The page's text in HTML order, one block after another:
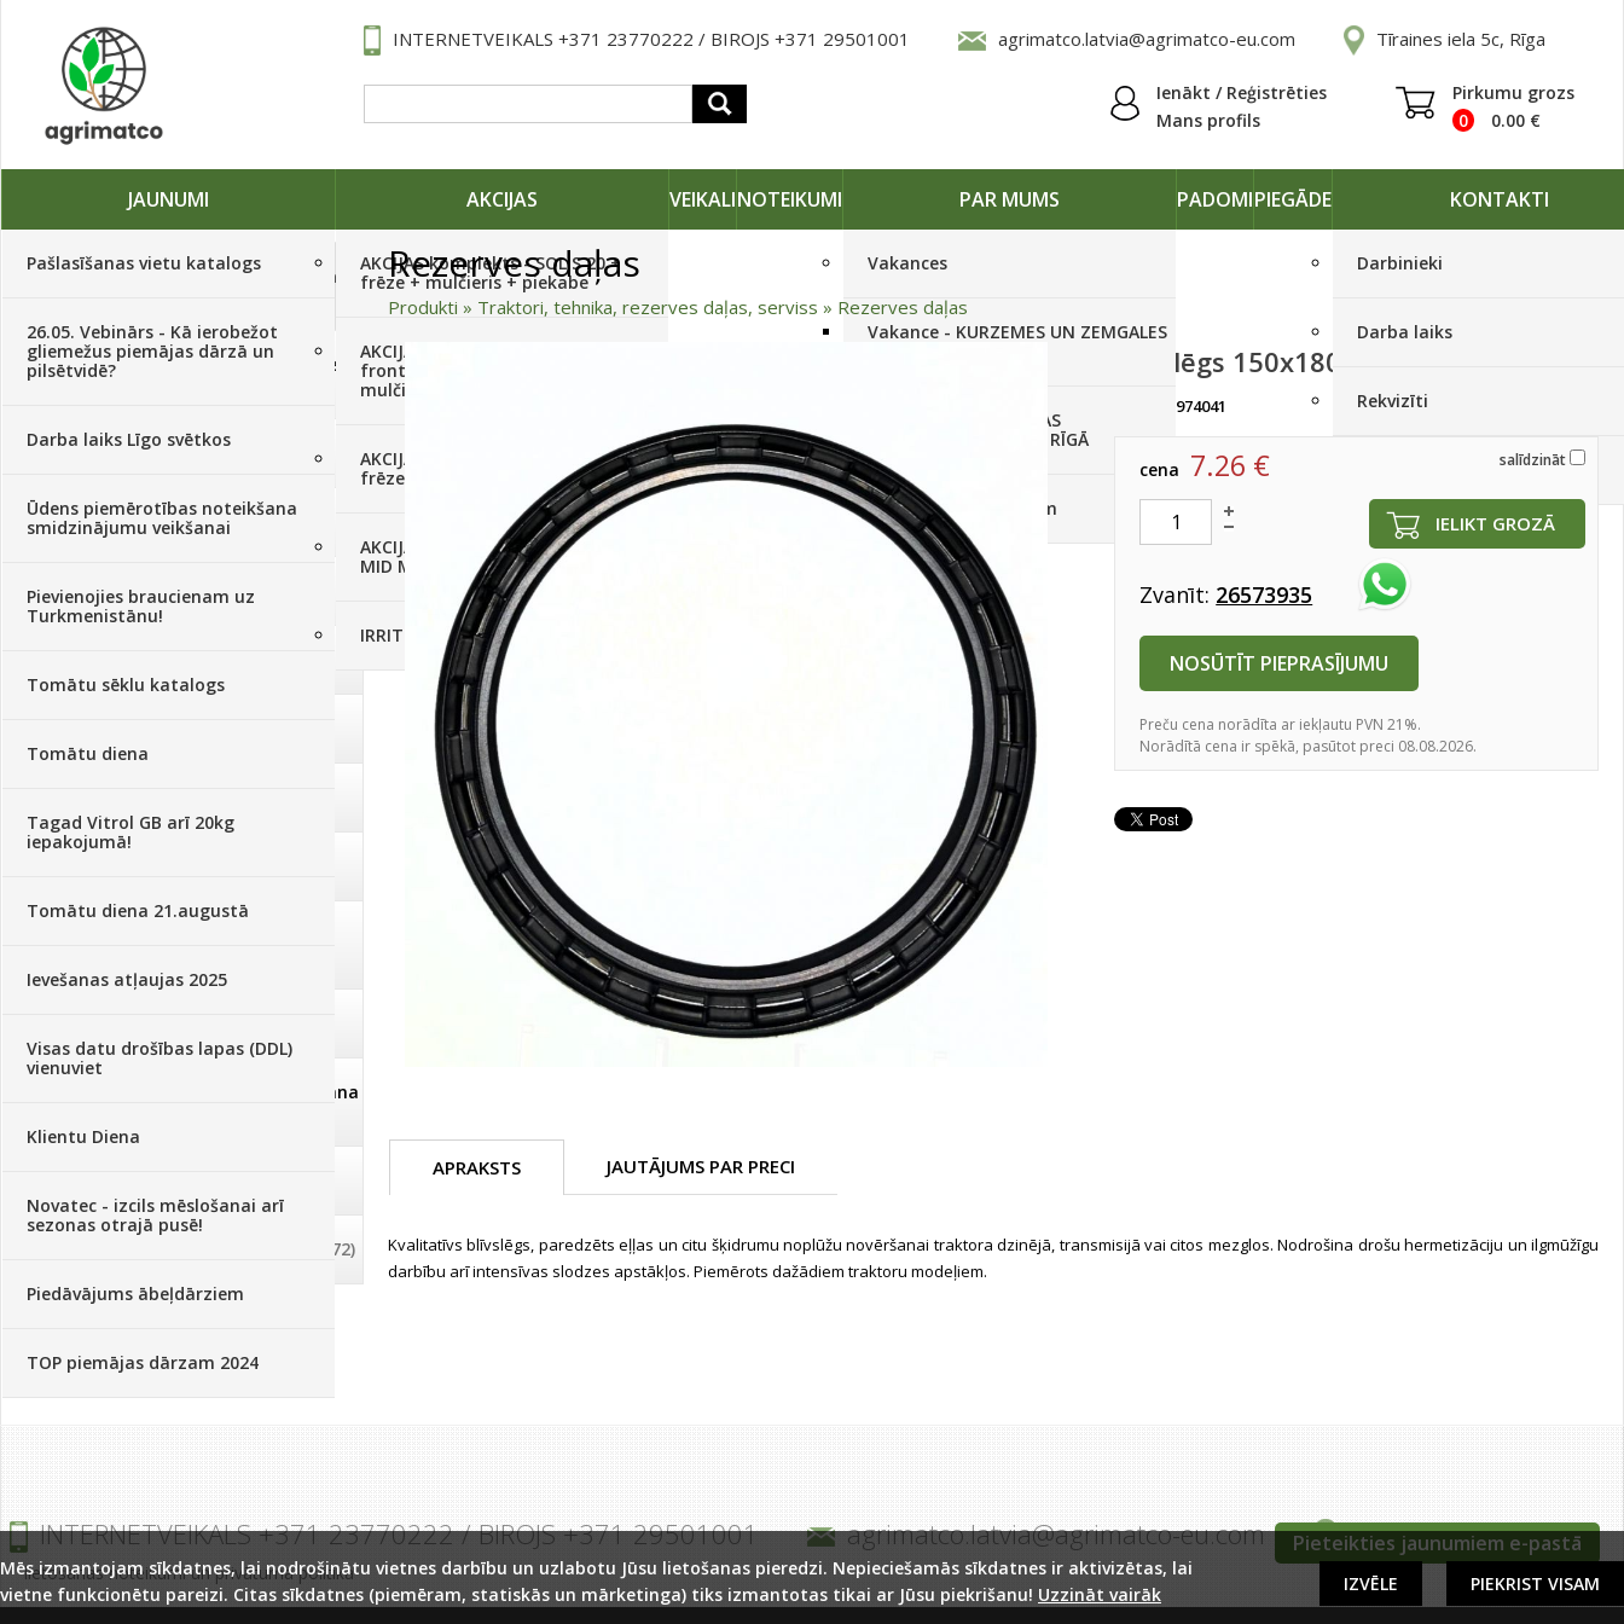
INTERNETVEIKALS +371 23770222 / BIROJS +371 29501001 agrimatco.latvia@agrimatco-eu.com Tīraines iela 5c, Rīga
Ienākt / Reģistrēties
Mans profils
Pirkumu grozs
0
0.00 €
JAUNUMI
Pašlasīšanas vietu katalogs
26.05. Vebinārs - Kā ierobežot
gliemežus piemājas dārzā un
pilsētvidē?
Darba laiks Līgo svētkos
Ūdens piemērotības noteikšana
smidzinājumu veikšanai
Pievienojies braucienam uz
Turkmenistānu!
Tomātu sēklu katalogs
Tomātu diena
Tagad Vitrol GB arī 20kg
iepakojumā!
Tomātu diena 21.augustā
Ievešanas atļaujas 2025
Visas datu drošības lapas (DDL)
vienuviet
Klientu Diena
Novatec - izcils mēslošanai arī
sezonas otrajā pusē!
Piedāvājums ābeļdārziem
TOP piemājas dārzam 2024
AKCIJAS
AKCIJAS komplekts - SOLIS 20 +
frēze + mulčieris + piekabe
AKCIJAS komplekts - SOLIS 26(6+2) +
frontālais iekrāvējs + frēze +
mulčieris + piekabe
AKCIJAS komplekts - SOLIS 26 HST +
frēze + mulčieris
AKCIJAS komplekts - SOLIS 26 HST +
MID MOWER + piekabe
IRRITEC Pilienlaistīšanas komplekti
VEIKALINOTEIKUMI PAR MUMS
Vakances
Vakance - KURZEMES UN ZEMGALES
Vakance - NOLIKTAVAS
STRĀDNIEKU VEIKALĀ RĪGĀ
Pieteikties jaunumiem
PADOMIPIEGĀDE KONTAKTI
Darbinieki
Darba laiks
Rekvizīti
Traktori, tehnika, rezerves daļas,
Sēklas, sīpoli, ķiploki, sīpolpuķes,
kartupeļi
Augu aizsardzība(366)
Mēslojumi(495)
Augsne, kūdra, mulča
Dezinfekcija, tīrīšana, mazgāšana
(72)
Rezerves daļas
Produkti » Traktori, tehnika, rezerves daļas, serviss » Rezerves daļas
Blīvslēgs 150x180x15
974041
salīdzināt
cena 7.26 €
IELIKT GROZĀ
Zvanīt: 26573935
NOSŪTĪT PIEPRASĪJUMU
Preču cena norādīta ar iekļautu PVN 21%.
Norādītā cena ir spēkā, pasūtot preci 08.08.2026.
APRAKSTS JAUTĀJUMS PAR PRECI
Kvalitatīvs blīvslēgs, paredzēts eļļas un citu šķidrumu noplūžu novēršanai traktora dzinējā, transmisijā vai citos mezglos. Nodrošina drošu hermetizāciju un ilgmūžīgu
darbību arī intensīvas slodzes apstākļos. Piemērots dažādiem traktoru modeļiem.
Pieteikties jaunumiem e-pastā
INTERNETVEIKALS +371 23770222 / BIROJS +371 29501001 agrimatco.latvia@agrimatco-eu.com Tīraines iela 5c, Rīga
lietošanas noteikumi un privātuma politika
Mēs izmantojam sīkdatnes, lai nodrošinātu vietnes darbību un uzlabotu Jūsu lietošanas pieredzi. Nepieciešamās sīkdatnes ir aktivizētas, lai
vietne funkcionētu pareizi. Citas sīkdatnes (piemēram, statiskās un mārketinga) tiks izmantotas tikai ar Jūsu piekrišanu! Uzzināt vairāk PIEKRIST VISAM
IZVĒLE